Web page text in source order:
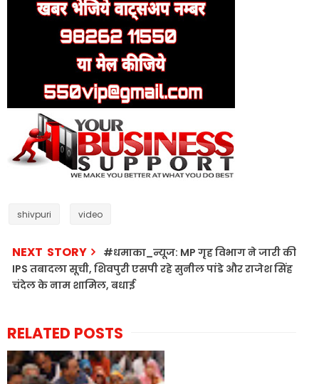
shivpuri video
NEXT STORY
#धमाका_न्यूज: MP गृह विभाग ने जारी की
IPS तबादला सूची, शिवपुरी एसपी रहे सुनील पांडे और राजेश सिंह
चंदेल के नाम शामिल, बधाई
RELATED POSTS